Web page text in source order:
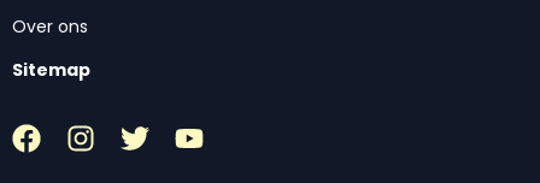
Over ons
Sitemap